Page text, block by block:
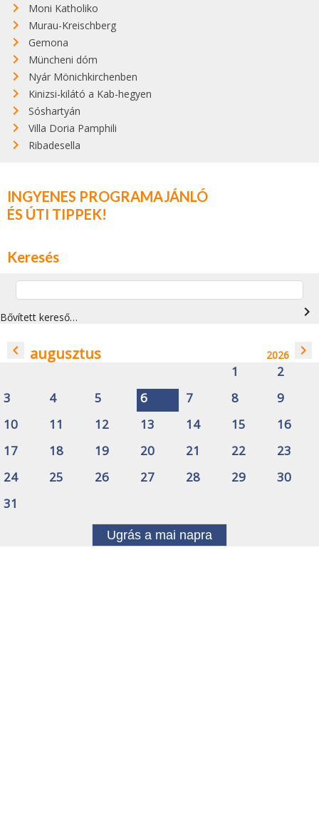
Moni Katholiko
Murau-Kreischberg
Gemona
Müncheni dóm
Nyár Mönichkirchenben
Kinizsi-kilátó a Kab-hegyen
Sóshartyán
Villa Doria Pamphili
Ribadesella
INGYENES PROGRAMAJÁNLÓ
ÉS ÚTI TIPPEK!
Keresés
Bővített kereső… navigate_next
navigate_before augusztus 2026 navigate_next
1
2
3
4 5 6 7 8
9
10
11 12 13 14 15
16
17
18 19 20 21 22
23
24
25 26 27 28 29
30
31
Ugrás a mai napra